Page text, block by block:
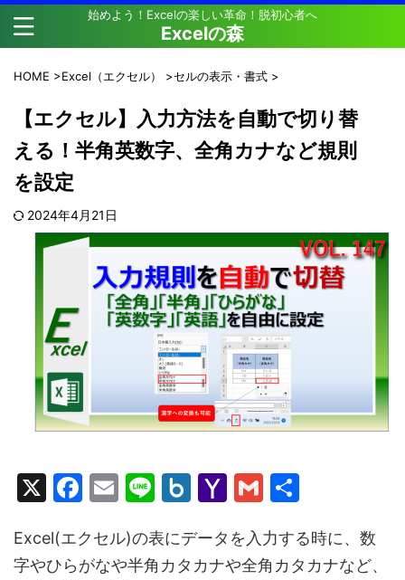
始めよう！Excelの楽しい革命！脱初心者へ
Excelの森
HOME >Excel（エクセル） >セルの表示・書式 >
【エクセル】入力方法を自動で切り替
える！半角英数字、全角カナなど規則
を設定
2024年4月21日
X
F
c
E
ai
Li
e
B
x.
Y
h
G
ai
Excel(エクセル)の表にデータを入力する時に、数
字やひらがなや半角カタカナや全角カタカナなど、